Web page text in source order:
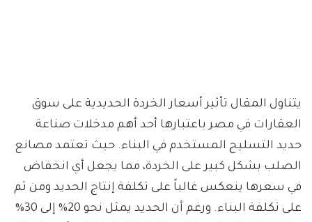
يتناول المقال تأثير أسعار الخردة الحديدية على سوق
العقارات في مصر باعتبارها أحد أهم مدخلات صناعة
حديد التسليح المستخدم في البناء. حيث تعتمد مصانع
الصلب بشكل كبير على الخردة، مما يجعل أي انخفاض
في سعرها ينعكس غالباً على تكلفة إنتاج الحديد ومن ثم
على تكلفة البناء. ورغم أن الحديد يمثل نحو 20% إلى 30%